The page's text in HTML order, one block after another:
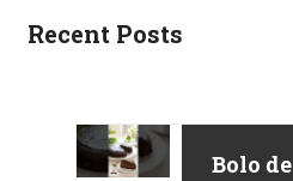
Recent Posts
Bolo de